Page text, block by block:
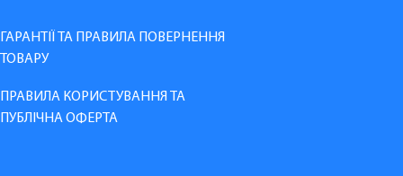
ГАРАНТІЇ ТА ПРАВИЛА ПОВЕРНЕННЯ
ТОВАРУ
ПРАВИЛА КОРИСТУВАННЯ ТА
ПУБЛІЧНА ОФЕРТА